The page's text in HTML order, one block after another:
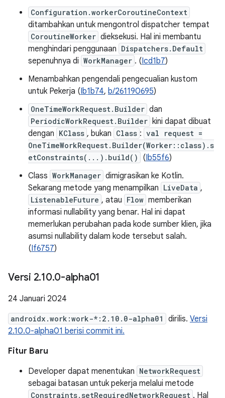
Configuration.workerCoroutineContext
ditambahkan untuk mengontrol dispatcher tempat
CoroutineWorker dieksekusi. Hal ini membantu
menghindari penggunaan Dispatchers.Default
sepenuhnya di WorkManager . (Icd1b7)
Menambahkan pengendali pengecualian kustom
untuk Pekerja (Ib1b74, b/261190695)
OneTimeWorkRequest.Builder dan
PeriodicWorkRequest.Builder kini dapat dibuat
dengan KClass , bukan Class : val request =
OneTimeWorkRequest.Builder(Worker::class).s
etConstraints(...).build()
(Ib55f6)
Class WorkManager dimigrasikan ke Kotlin.
Sekarang metode yang menampilkan LiveData ,
ListenableFuture , atau Flow memberikan
informasi nullability yang benar. Hal ini dapat
memerlukan perubahan pada kode sumber klien, jika
asumsi nullability dalam kode tersebut salah.
(If6757)
Versi 2.10.0-alpha01
24 Januari 2024
androidx.work:work-*:2.10.0-alpha01 dirilis. Versi
2.10.0-alpha01 berisi commit ini.
Fitur Baru
Developer dapat menentukan NetworkRequest
sebagai batasan untuk pekerja melalui metode
Constraints.setRequiredNetworkRequest . Hal